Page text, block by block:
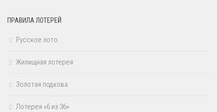
ПРАВИЛА ЛОТЕРЕЙ
Русское лото
Жилищная лотерея
Золотая подкова
Лотерея «6 из 36»